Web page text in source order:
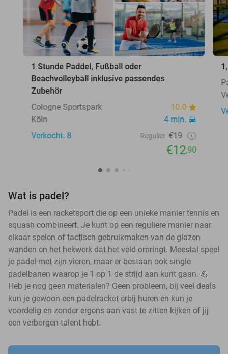
1 Stunde Paddel, Fußball oder
Beachvolleyball inklusive passendes
Zubehör
Cologne Sportspark
10.0
Köln
4 min.
Verkocht: 8
Regulier €19
€12,90
Wat is padel?
Padel is een racketsport die op een unieke manier tennis en
squash combineert. Je kunt op een reguliere manier naar
elkaar spelen of tactisch gebruikmaken van de glazen
wanden en het hekwerk dat het veld omringt. Meestal speel
je padel met zijn vieren, maar er bestaan ook single
padelbanen waarop je 1 op 1 de strijd aan kunt gaan. 💪
Heb je nog geen materialen? Geen probleem, bij veel deals
kun je gewoon een padelracket erbij huren en kun je
voordelig en zonder ergens aan vast te zitten kijken of jij
een verborgen talent hebt.